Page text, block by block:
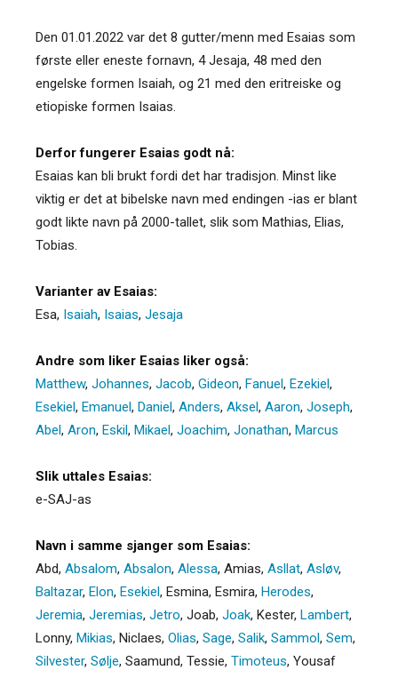
Den 01.01.2022 var det 8 gutter/menn med Esaias som
første eller eneste fornavn, 4 Jesaja, 48 med den
engelske formen Isaiah, og 21 med den eritreiske og
etiopiske formen Isaias.
Derfor fungerer Esaias godt nå:
Esaias kan bli brukt fordi det har tradisjon. Minst like
viktig er det at bibelske navn med endingen -ias er blant
godt likte navn på 2000-tallet, slik som Mathias, Elias,
Tobias.
Varianter av Esaias:
Esa, Isaiah, Isaias, Jesaja
Andre som liker Esaias liker også:
Matthew, Johannes, Jacob, Gideon, Fanuel, Ezekiel,
Esekiel, Emanuel, Daniel, Anders, Aksel, Aaron, Joseph,
Abel, Aron, Eskil, Mikael, Joachim, Jonathan, Marcus
Slik uttales Esaias:
e-SAJ-as
Navn i samme sjanger som Esaias:
Abd, Absalom, Absalon, Alessa, Amias, Asllat, Asløv,
Baltazar, Elon, Esekiel, Esmina, Esmira, Herodes,
Jeremia, Jeremias, Jetro, Joab, Joak, Kester, Lambert,
Lonny, Mikias, Niclaes, Olias, Sage, Salik, Sammol, Sem,
Silvester, Sølje, Saamund, Tessie, Timoteus, Yousaf